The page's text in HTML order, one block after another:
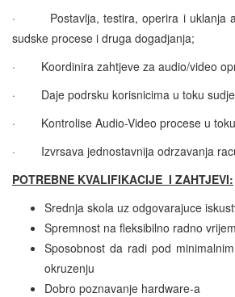
·
Postavlja, testira, operira i uklanja
sudske procese i druga dogadjanja;
·
Koordinira zahtjeve za audio/video
·
Daje podrsku korisnicima u toku
·
Kontrolise Audio-Video procese u
·
Izvrsava jednostavnija odrzavanja
POTREBNE KVALIFIKACIJE I ZAHTJEVI:
Srednja skola uz odgovarajuce
Spremnost na fleksibilno radno
Sposobnost da radi pod
okruzenju
Dobro poznavanje hardware-a